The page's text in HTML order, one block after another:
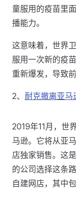
童服用的疫苗里
播能力。
这意味着，世界
服用一次新的疫
重新爆发，导致前
2、 耐克撤离亚马
2019年11月，世
马逊。它将从亚
店独家销售。这
的公司选择这条
自建网店，其中